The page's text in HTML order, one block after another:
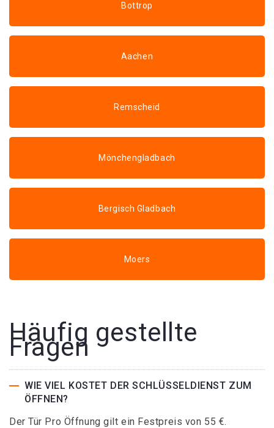
Bottrop
Aachen
Remscheid
Mönchengladbach
Bergisch Gladbach
Moers
Häufig gestellte
Fragen
WIE VIEL KOSTET DER SCHLÜSSELDIENST ZUM
ÖFFNEN?
Der Tür Pro Öffnung gilt ein Festpreis von 55 €.